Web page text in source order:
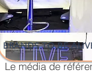
BRANDS TO BE
Le média de